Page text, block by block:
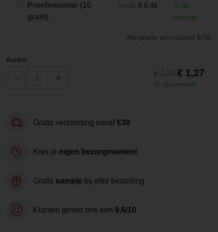
Proefmonster (10
gram)
€ 0,46
Op
voorraad
Alle prijzen zijn inclusief BTW.
Aantal
€ 1,27
Op voorraad
Gratis verzending vanaf €39
Kies je eigen bezorgmoment
Gratis sample bij elke bestelling
Klanten geven ons een 9,6/10